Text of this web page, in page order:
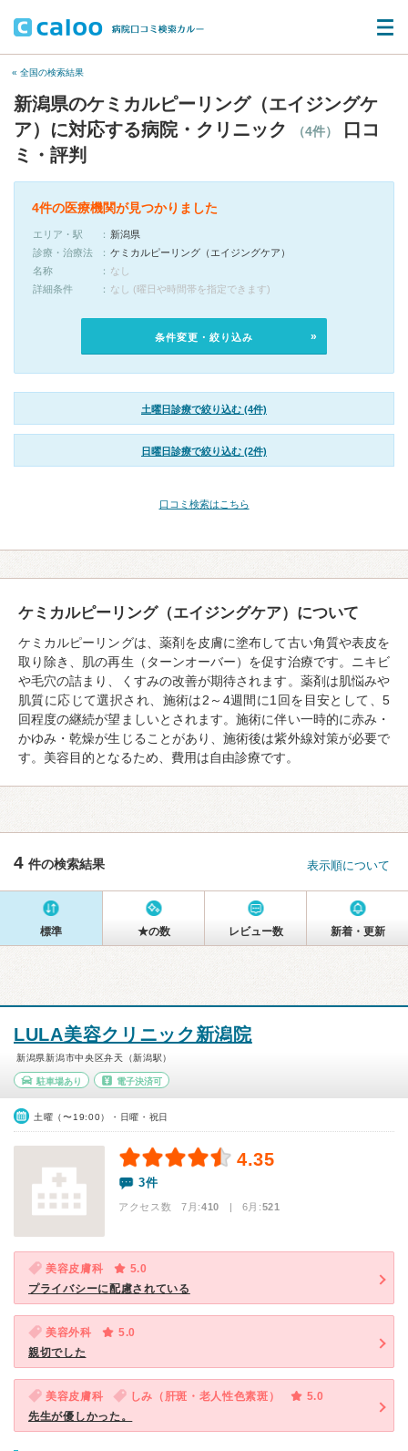
« 全国の検索結果
新潟県のケミカルピーリング（エイジングケ
ア）に対応する病院・クリニック
（4件）
口コ
ミ・評判
4件の医療機関が見つかりました
エリア・駅
新潟県
診療・治療法
ケミカルピーリング（エイジングケア）
名称
なし
詳細条件
なし (曜日や時間帯を指定できます)
条件変更・絞り込み
土曜日診療で絞り込む (4件)
日曜日診療で絞り込む (2件)
口コミ検索はこちら
ケミカルピーリング（エイジングケア）について
ケミカルピーリングは、薬剤を皮膚に塗布して古い角質や表皮を
取り除き、肌の再生（ターンオーバー）を促す治療です。ニキビ
や毛穴の詰まり、くすみの改善が期待されます。薬剤は肌悩みや
肌質に応じて選択され、施術は2～4週間に1回を目安として、5
回程度の継続が望ましいとされます。施術に伴い一時的に赤み・
かゆみ・乾燥が生じることがあり、施術後は紫外線対策が必要で
す。美容目的となるため、費用は自由診療です。
4 件の検索結果 表示順について
標準 ★の数 レビュー数 新着・更新
LULA美容クリニック新潟院
新潟県新潟市中央区弁天（新潟駅）
駐車場あり 電子決済可
土曜（〜19:00）・日曜・祝日
4.35
3件
アクセス数 7月:410 | 6月:521
美容皮膚科
5.0
プライバシーに配慮されている
美容外科
5.0
親切でした
美容皮膚科 しみ（肝斑・老人性色素斑）
5.0
先生が優しかった。